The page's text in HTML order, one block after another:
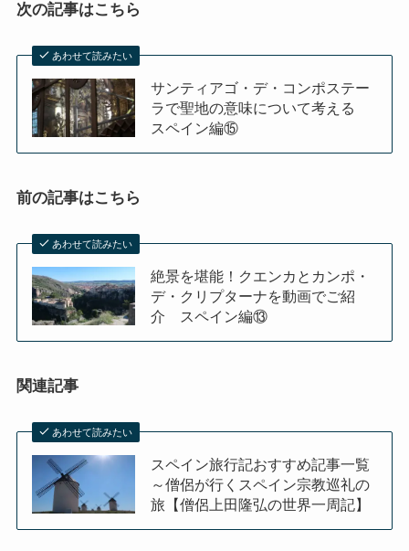
次の記事はこちら
あわせて読みたい
サンティアゴ・デ・コンポステー
ラで聖地の意味について考える
スペイン編⑮
前の記事はこちら
あわせて読みたい
絶景を堪能！クエンカとカンポ・
デ・クリプターナを動画でご紹
介 スペイン編⑬
関連記事
あわせて読みたい
スペイン旅行記おすすめ記事一覧
～僧侶が行くスペイン宗教巡礼の
旅【僧侶上田隆弘の世界一周記】